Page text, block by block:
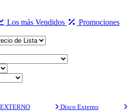
Los más Vendidos
Promociones
Disco Externo